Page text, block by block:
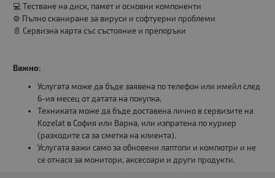
💻 Тестване на диск, памет и основни компоненти
⚙️ Пълно сканиране за вируси и софтуерни проблеми
📄 Сервизна карта със състояние и препоръки
Важно:
Услугата може да бъде заявена по телефон или имейл след
6-ия месец от датата на покупка.
Техниката може да бъде доставена лично в сервизите на
Kozelat в София или Варна, или изпратена по куриер
(разходите са за сметка на клиента).
Услугата важи само за обновени лаптопи и компютри и не
се отнася за монитори, аксесоари и други продукти.